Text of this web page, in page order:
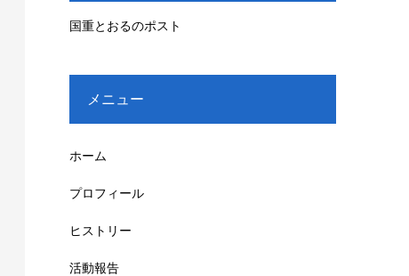
国重とおるのポスト
メニュー
ホーム
プロフィール
ヒストリー
活動報告